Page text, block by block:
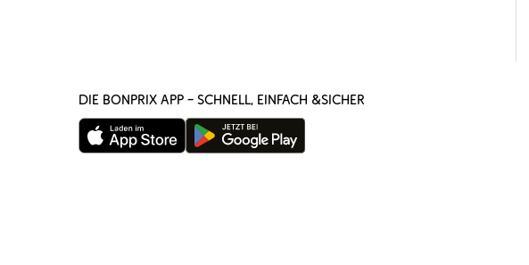
DIE BONPRIX APP – SCHNELL, EINFACH &SICHER